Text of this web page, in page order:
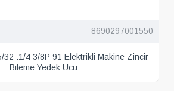
8690297001550
32 .1/4 3/8P 91 Elektrikli Makine Zincir
Bileme Yedek Ucu